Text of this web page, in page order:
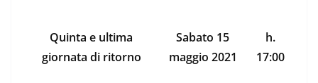
Quinta e ultima
giornata di ritorno
Sabato 15
maggio 2021
h.
17:00